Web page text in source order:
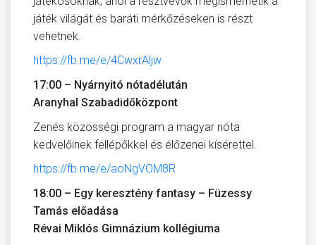
játék világát és baráti mérkőzéseken is részt
vehetnek.
https://fb.me/e/4CwxrAljw
17:00 – Nyárnyitó nótadélután
Aranyhal Szabadidőközpont
Zenés közösségi program a magyar nóta
kedvelőinek fellépőkkel és élőzenei kísérettel.
https://fb.me/e/aoNgVOM8R
18:00 – Egy keresztény fantasy – Füzessy
Tamás előadása
Révai Miklós Gimnázium kollégiuma